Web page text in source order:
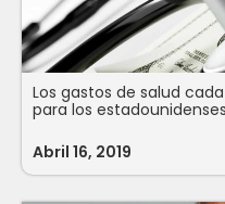
Los gastos de salud
para los estadounidenses
Abril 16, 2019